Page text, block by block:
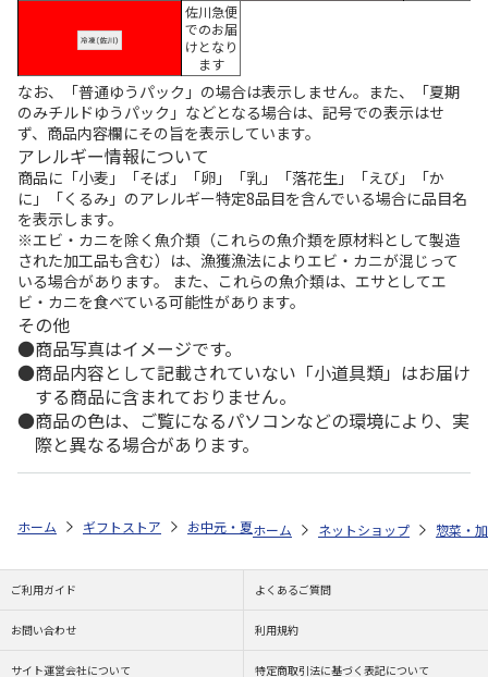
佐川急便
でのお届
けとなり
ます
なお、「普通ゆうパック」の場合は表示しません。また、「夏期
のみチルドゆうパック」などとなる場合は、記号での表示はせ
ず、商品内容欄にその旨を表示しています。
アレルギー情報について
商品に「小麦」「そば」「卵」「乳」「落花生」「えび」「か
に」「くるみ」のアレルギー特定8品目を含んでいる場合に品目名
を表示します。
※エビ・カニを除く魚介類（これらの魚介類を原材料として製造
された加工品も含む）は、漁獲漁法によりエビ・カニが混じって
いる場合があります。 また、これらの魚介類は、エサとしてエ
ビ・カニを食べている可能性があります。
その他
商品写真はイメージです。
商品内容として記載されていない「小道具類」はお届け
する商品に含まれておりません。
商品の色は、ご覧になるパソコンなどの環境により、実
際と異なる場合があります。
ホーム ギフトストア お中元・夏ギフト特集 2026 ゆうゆうギフト
ホーム ネットショップ 惣菜・
ご利用ガイド よくあるご質問
お問い合わせ 利用規約
サイト運営会社について 特定商取引法に基づく表記について